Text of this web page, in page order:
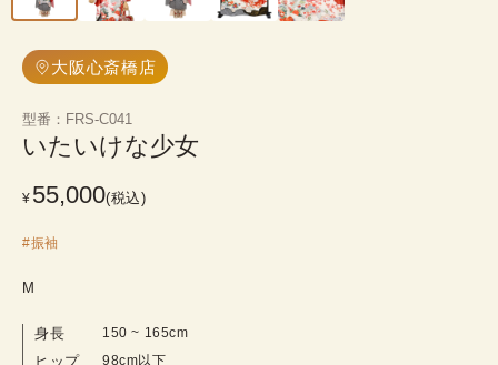
大阪心斎橋店
型番 ： FRS-C041
いたいけな少女
¥ 55,000(税込)
#振袖
M
身長 150 ~ 165cm
ヒップ 98cm以下